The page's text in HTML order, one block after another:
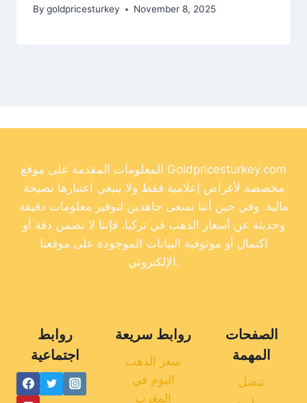
By goldpricesturkey November 8, 2025
المعلومات المقدمة على موقع Goldpricesturkey.com
مخصصة لأغراض إعلامية فقط ولا ينبغي اعتبارها نصيحة
مالية. وفي حين أننا نسعى جاهدين لتوفير معلومات دقيقة
وحديثة عن أسعار الذهب في تركيا، فإننا لا نضمن دقة أو
اكتمال أو موثوقية البيانات الموجودة على موقعنا
الإلكتروني.
روابط
اجتماعية
روابط سريعة
سعر الذهب
اليوم في
المغرب
الصفحات
المهمة
تنصل